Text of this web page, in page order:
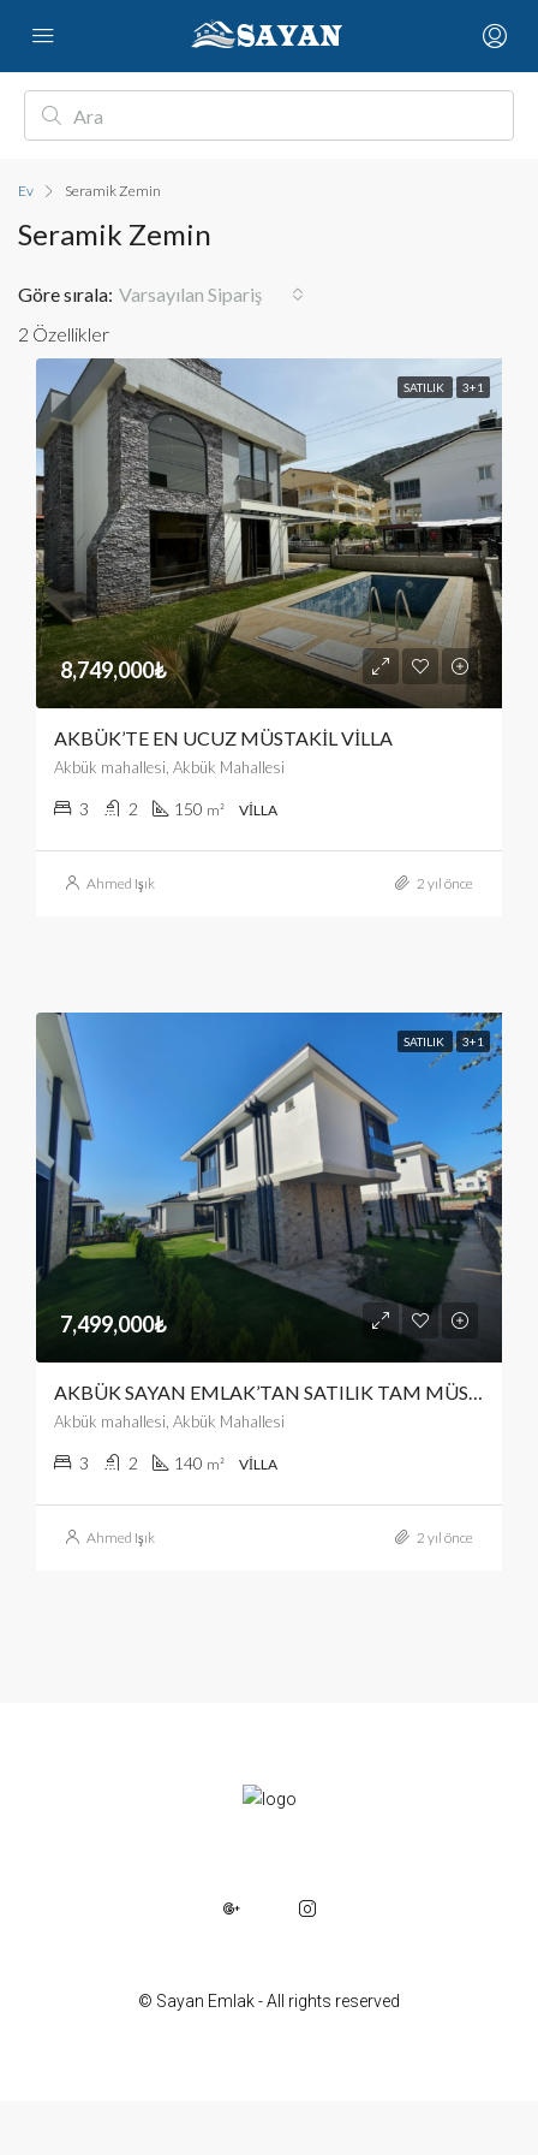
Ev Seramik Zemin
Seramik Zemin
2 Özellikler
Göre sırala: Varsayılan Sipariş
SATILIK 3+1
8,749,000₺
AKBÜK’TE EN UCUZ MÜSTAKİL VİLLA
Akbük mahallesi, Akbük Mahallesi
3 2 150 m² VILLA
Ahmed Işık 2 yıl önce
SATILIK 3+1
7,499,000₺
AKBÜK SAYAN EMLAK’TAN SATILIK TAM MÜSTAKİL 3+1
Akbük mahallesi, Akbük Mahallesi
3 2 140 m² VILLA
Ahmed Işık 2 yıl önce
© Sayan Emlak - All rights reserved